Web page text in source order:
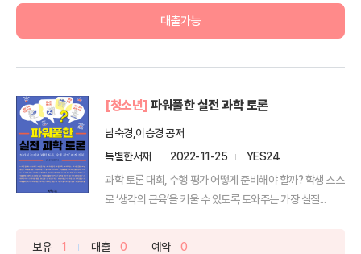
대출가능
[청소년] 파워풀한 실전 과학 토론
남숙경,이승경 공저
특별한서재
2022-11-25
YES24
과학 토론 대회, 수행 평가 어떻게 준비해야 할까? 학생 스스
로 ‘생각의 근육’을 키울 수 있도록 도와주는 가장 실질...
보유 1 대출 0 예약 0